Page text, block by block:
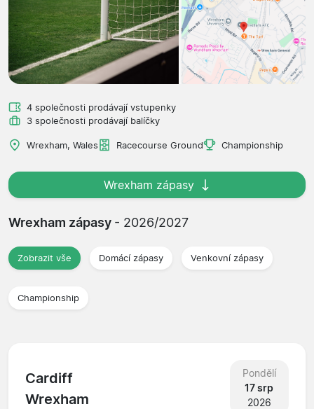
4 společnosti prodávají vstupenky
3 společnosti prodávají balíčky
Wrexham, Wales Racecourse Ground Championship
Wrexham zápasy
Wrexham zápasy - 2026/2027
Zobrazit vše Domácí zápasy Venkovní zápasy
Championship
Cardiff
Wrexham
Pondělí
17 srp
2026